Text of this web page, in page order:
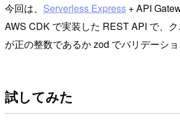
今回は、 Serverless Express + API
AWS CDK で実装した REST API で、
が正の整数であるか zod でバリデーショ
試してみた